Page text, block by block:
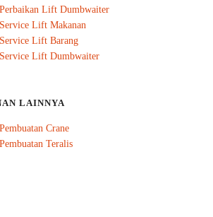
Perbaikan Lift Dumbwaiter
Service Lift Makanan
Service Lift Barang
Service Lift Dumbwaiter
LAINNYA
Crane
Teralis